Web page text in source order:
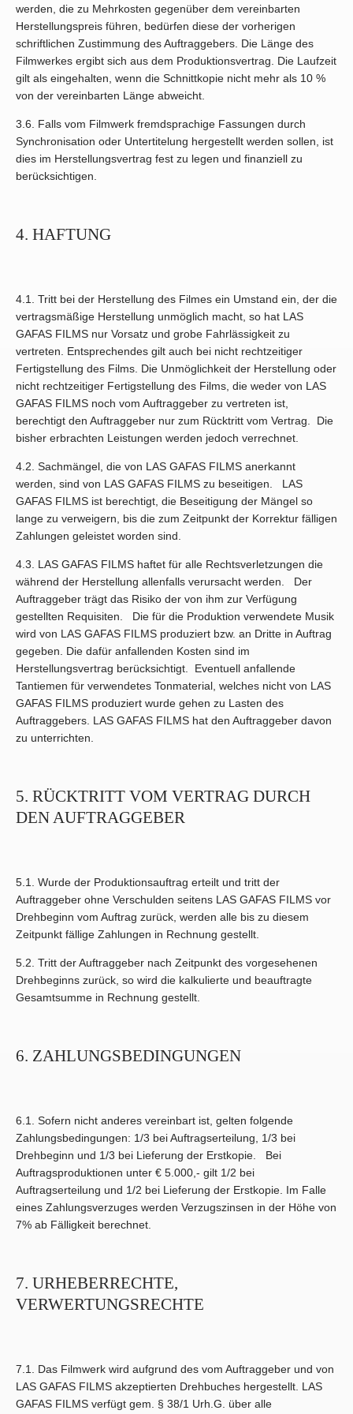
werden, die zu Mehrkosten gegenüber dem vereinbarten
Herstellungspreis führen, bedürfen diese der vorherigen
schriftlichen Zustimmung des Auftraggebers. Die Länge des
Filmwerkes ergibt sich aus dem Produktionsvertrag. Die Laufzeit
gilt als eingehalten, wenn die Schnittkopie nicht mehr als 10 %
von der vereinbarten Länge abweicht.
3.6. Falls vom Filmwerk fremdsprachige Fassungen durch
Synchronisation oder Untertitelung hergestellt werden sollen, ist
dies im Herstellungsvertrag fest zu legen und finanziell zu
berücksichtigen.
4. HAFTUNG
4.1. Tritt bei der Herstellung des Filmes ein Umstand ein, der die
vertragsmäßige Herstellung unmöglich macht, so hat LAS
GAFAS FILMS nur Vorsatz und grobe Fahrlässigkeit zu
vertreten. Entsprechendes gilt auch bei nicht rechtzeitiger
Fertigstellung des Films. Die Unmöglichkeit der Herstellung oder
nicht rechtzeitiger Fertigstellung des Films, die weder von LAS
GAFAS FILMS noch vom Auftraggeber zu vertreten ist,
berechtigt den Auftraggeber nur zum Rücktritt vom Vertrag. Die
bisher erbrachten Leistungen werden jedoch verrechnet.
4.2. Sachmängel, die von LAS GAFAS FILMS anerkannt
werden, sind von LAS GAFAS FILMS zu beseitigen. LAS
GAFAS FILMS ist berechtigt, die Beseitigung der Mängel so
lange zu verweigern, bis die zum Zeitpunkt der Korrektur fälligen
Zahlungen geleistet worden sind.
4.3. LAS GAFAS FILMS haftet für alle Rechtsverletzungen die
während der Herstellung allenfalls verursacht werden. Der
Auftraggeber trägt das Risiko der von ihm zur Verfügung
gestellten Requisiten. Die für die Produktion verwendete Musik
wird von LAS GAFAS FILMS produziert bzw. an Dritte in Auftrag
gegeben. Die dafür anfallenden Kosten sind im
Herstellungsvertrag berücksichtigt. Eventuell anfallende
Tantiemen für verwendetes Tonmaterial, welches nicht von LAS
GAFAS FILMS produziert wurde gehen zu Lasten des
Auftraggebers. LAS GAFAS FILMS hat den Auftraggeber davon
zu unterrichten.
5. RÜCKTRITT VOM VERTRAG DURCH
DEN AUFTRAGGEBER
5.1. Wurde der Produktionsauftrag erteilt und tritt der
Auftraggeber ohne Verschulden seitens LAS GAFAS FILMS vor
Drehbeginn vom Auftrag zurück, werden alle bis zu diesem
Zeitpunkt fällige Zahlungen in Rechnung gestellt.
5.2. Tritt der Auftraggeber nach Zeitpunkt des vorgesehenen
Drehbeginns zurück, so wird die kalkulierte und beauftragte
Gesamtsumme in Rechnung gestellt.
6. ZAHLUNGSBEDINGUNGEN
6.1. Sofern nicht anderes vereinbart ist, gelten folgende
Zahlungsbedingungen: 1/3 bei Auftragserteilung, 1/3 bei
Drehbeginn und 1/3 bei Lieferung der Erstkopie. Bei
Auftragsproduktionen unter € 5.000,- gilt 1/2 bei
Auftragserteilung und 1/2 bei Lieferung der Erstkopie. Im Falle
eines Zahlungsverzuges werden Verzugszinsen in der Höhe von
7% ab Fälligkeit berechnet.
7. URHEBERRECHTE,
VERWERTUNGSRECHTE
7.1. Das Filmwerk wird aufgrund des vom Auftraggeber und von
LAS GAFAS FILMS akzeptierten Drehbuches hergestellt. LAS
GAFAS FILMS verfügt gem. § 38/1 Urh.G. über alle